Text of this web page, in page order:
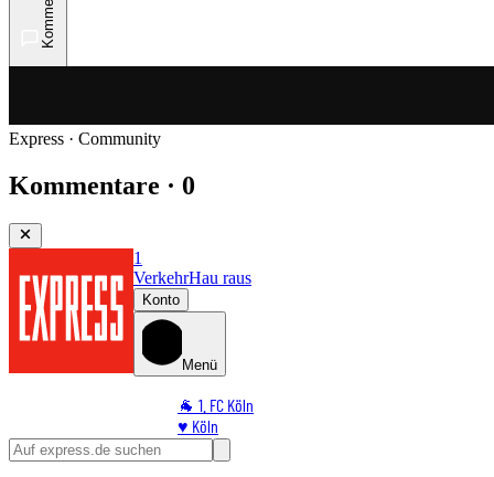
Express · Community
Kommentare · 0
1
VerkehrHau raus
Konto
Menü
🐐 1. FC Köln
♥️ Köln
⭐ Promi